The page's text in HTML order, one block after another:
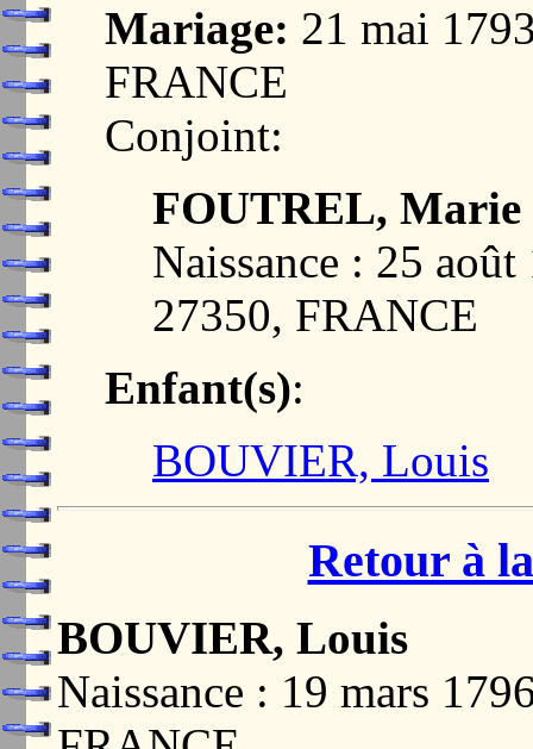
Mariage: 21 mai
FRANCE
Conjoint:
FOUTREL,
Naissance : 25
27350, FRANCE
Enfant(s):
BOUVIER, Louis
Retour à
BOUVIER, Louis
Naissance : 19 mars